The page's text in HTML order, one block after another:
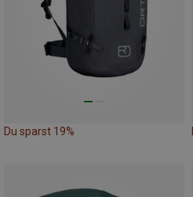
Du sparst 19%